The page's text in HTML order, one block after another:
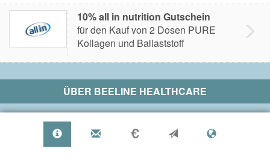
10% all in nutrition Gutschein
für den Kauf von 2 Dosen PURE
Kollagen und Ballaststoff
ÜBER BEELINE HEALTHCARE